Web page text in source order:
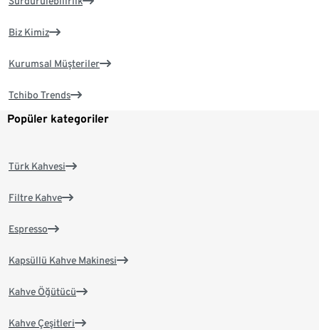
Biz Kimiz
Kurumsal Müşteriler
Tchibo Trends
Popüler kategoriler
Türk Kahvesi
Filtre Kahve
Espresso
Kapsüllü Kahve Makinesi
Kahve Öğütücü
Kahve Çeşitleri